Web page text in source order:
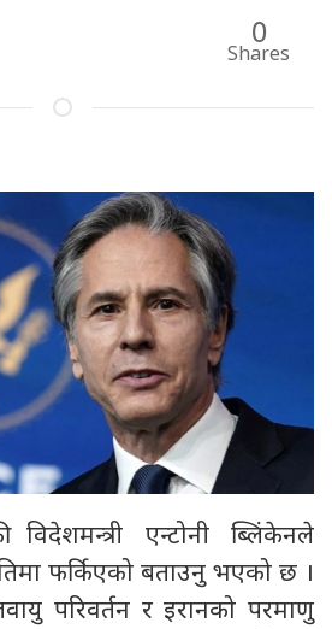
0
Shares
विदेशमन्त्री एन्टोनी ब्लिंकेनले
फर्किएको बताउनु भएको छ ।
परिवर्तन र इरानको परमाणु